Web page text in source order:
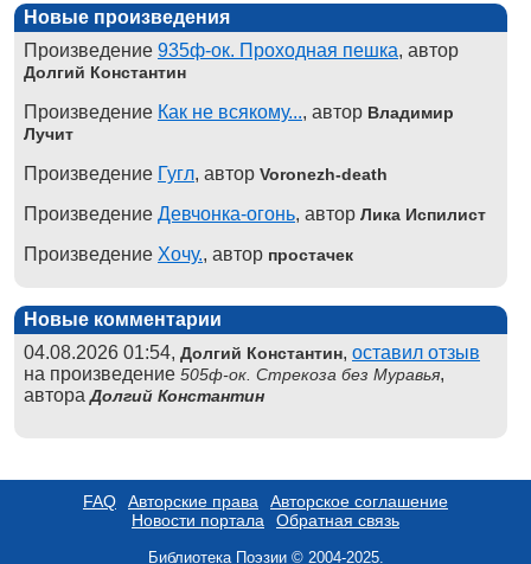
Новые произведения
Произведение 935ф-ок. Проходная пешка, автор
Долгий Константин
Произведение Как не всякому..., автор Владимир
Лучит
Произведение Гугл, автор Voronezh-death
Произведение Девчонка-огонь, автор Лика Испилист
Произведение Хочу., автор простачек
Новые комментарии
04.08.2026 01:54, Долгий Константин, оставил отзыв
на произведение 505ф-ок. Стрекоза без Муравья,
автораДолгий Константин
FAQ Авторские права
Авторское соглашение
Новости портала
Обратная связь
Библиотека Поэзии © 2004-2025.